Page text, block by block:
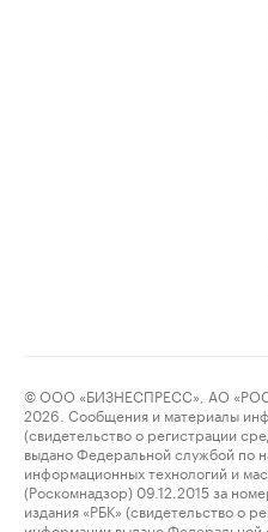
© ООО «БИЗНЕСПРЕСС», АО
2026. Сообщения и материалы
(свидетельство о регистрации
выдано Федеральной службой по
информационных технологий и
(Роскомнадзор) 09.12.2015 за
издания «РБК» (свидетельство о